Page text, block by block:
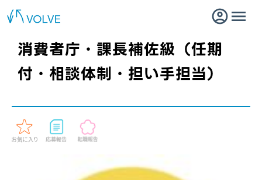
消費者庁・課長補佐級（任期
付・相談体制・担い手担当）